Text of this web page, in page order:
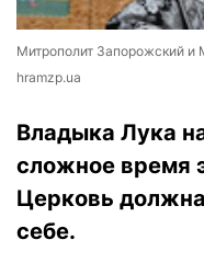
Митрополит Запорожский и
hramzp.ua
Владыка Лука
сложное время
Церковь
себе.